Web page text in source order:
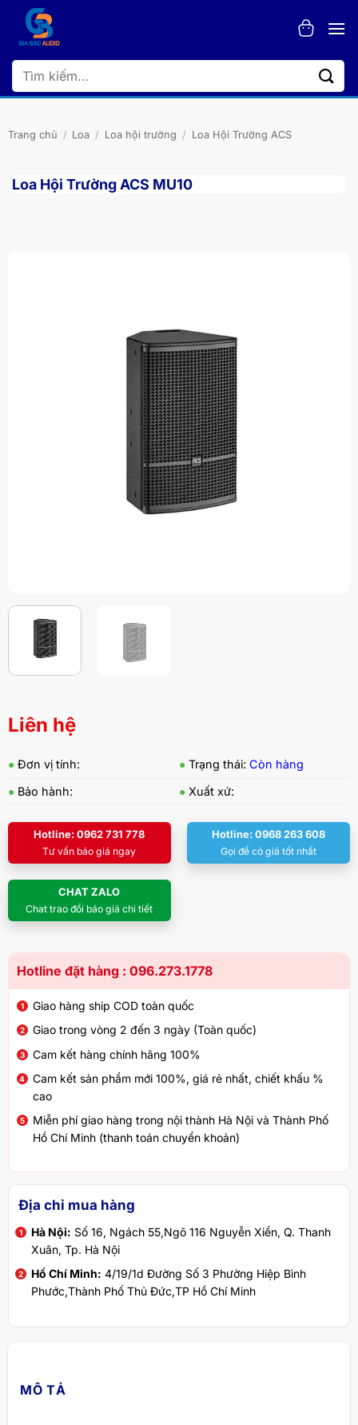
dung
Tìm
kiếm:
Trang chủ / Loa / Loa hội trường / Loa Hội Trường ACS
Loa Hội Trường ACS MU10
Liên hệ
● Đơn vị tính: ● Trạng thái: Còn hàng
● Bảo hành: ● Xuất xứ:
Hotline: 0962 731 778
Tư vấn báo giá ngay
Hotline: 0968 263 608
Gọi để có giá tốt nhất
CHAT ZALO
Chat trao đổi báo giá chi tiết
Hotline đặt hàng : 096.273.1778
Giao hàng ship COD toàn quốc
Giao trong vòng 2 đến 3 ngày (Toàn quốc)
Cam kết hàng chính hãng 100%
Cam kết sản phẩm mới 100%, giá rẻ nhất, chiết khấu %
cao
Miễn phí giao hàng trong nội thành Hà Nội và Thành Phố
Hồ Chí Minh (thanh toán chuyển khoản)
Địa chỉ mua hàng
Hà Nội: Số 16, Ngách 55,Ngõ 116 Nguyễn Xiển, Q. Thanh
Xuân, Tp. Hà Nội
Hồ Chí Minh: 4/19/1d Đường Số 3 Phường Hiệp Bình
Phước,Thành Phố Thủ Đức,TP Hồ Chí Minh
MÔ TẢ